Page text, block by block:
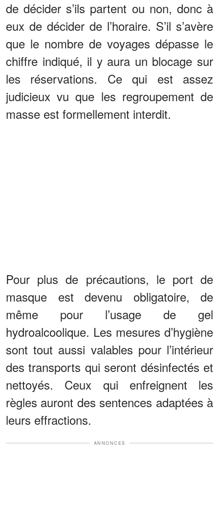
de décider s’ils partent ou non, donc à
eux de décider de l’horaire. S’il s’avère
que le nombre de voyages dépasse le
chiffre indiqué, il y aura un blocage sur
les réservations. Ce qui est assez
judicieux vu que les regroupement de
masse est formellement interdit.
Pour plus de précautions, le port de
masque est devenu obligatoire, de
même pour l’usage de gel
hydroalcoolique. Les mesures d’hygiène
sont tout aussi valables pour l’intérieur
des transports qui seront désinfectés et
nettoyés. Ceux qui enfreignent les
règles auront des sentences adaptées à
leurs effractions.
ANNONCES